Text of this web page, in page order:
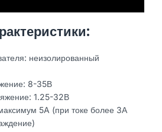
неизолированный
8-35В
1.25-32В
5A (при токе более 3А